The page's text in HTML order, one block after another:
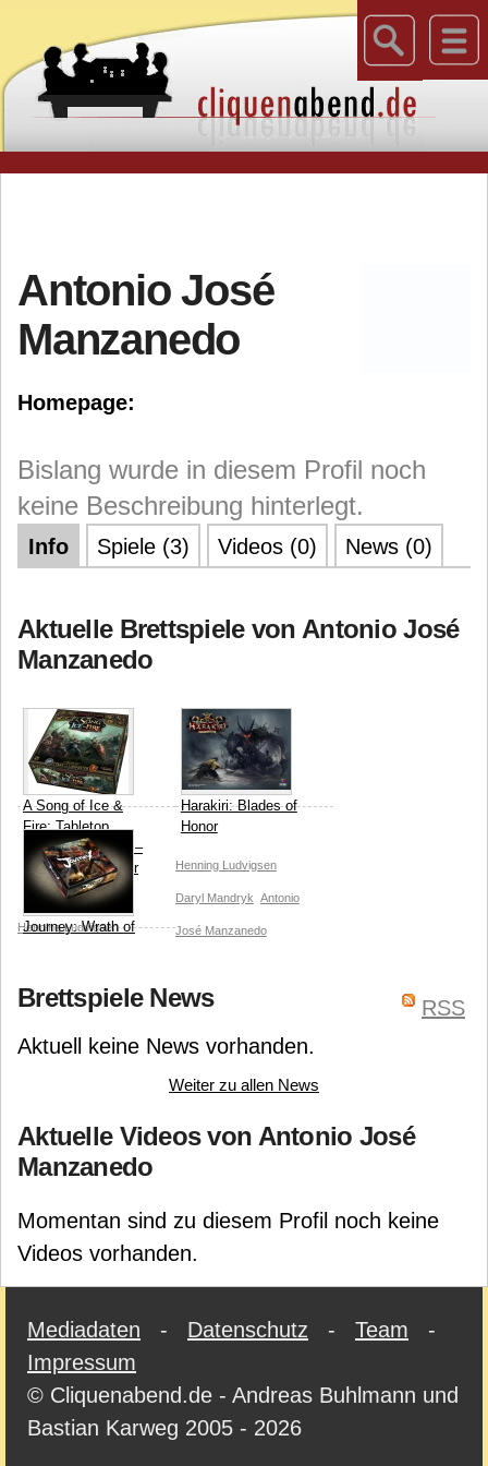
Antonio José
Manzanedo
Homepage:
Bislang wurde in diesem Profil noch
keine Beschreibung hinterlegt.
Info Spiele (3) Videos (0) News (0)
Aktuelle Brettspiele von Antonio José
Manzanedo
A Song of Ice &
Fire: Tabletop
Miniatures Game –
Stark vs Lannister
Starter Set
Henning Ludvigsen
Eric M. Lang
Harakiri: Blades of
Honor
Henning Ludvigsen
Daryl Mandryk Antonio
José Manzanedo
Journey: Wrath of
Henning Ludvigsen
Production
RSS
Brettspiele News
Aktuell keine News vorhanden.
Weiter zu allen News
Aktuelle Videos von Antonio José
Manzanedo
Momentan sind zu diesem Profil noch keine
Videos vorhanden.
Mediadaten - Datenschutz - Team -
Impressum
© Cliquenabend.de - Andreas Buhlmann und
Bastian Karweg 2005 - 2026